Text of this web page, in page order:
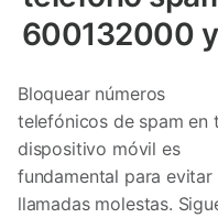
600132000
Bloquear números
telefónicos de spam en
dispositivo móvil es
fundamental para evitar
llamadas molestas.